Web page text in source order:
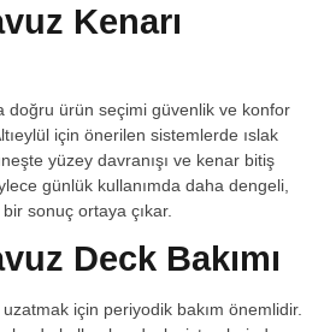
Kenarı
doğru ürün seçimi güvenlik ve konfor
için önerilen sistemlerde ıslak
yüzey davranışı ve kenar bitiş
günlük kullanımda daha dengeli,
sonuç ortaya çıkar.
Deck Bakımı
için periyodik bakım önemlidir.